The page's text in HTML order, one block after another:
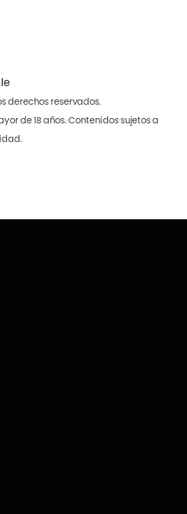
derechos reservados.
de 18 años. Contenidos sujetos a